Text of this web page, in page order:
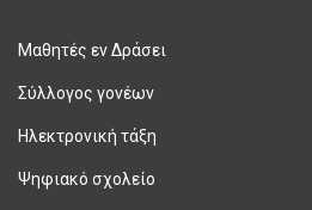
Μαθητές εν Δράσει
Σύλλογος γονέων
Ηλεκτρονική τάξη
Ψηφιακό σχολείο